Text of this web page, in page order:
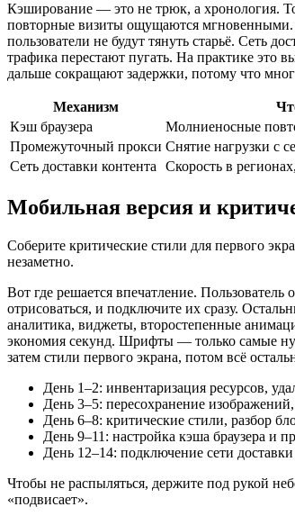
Кэширование — это не трюк, а хронология.
повторные визиты ощущаются мгновенными.
пользователи не будут тянуть старьё. Сеть
трафика перестают пугать. На практике это
дальше сокращают задержки, потому что
Механизм
Кэш браузера
Молниеносные
Промежуточный прокси Снятие нагрузки с
Сеть доставки контента Скорость в
Мобильная версия и
Соберите критические стили для первого
незаметно.
Вот где решается впечатление.
отрисоваться, и подключите их сразу.
аналитика, виджеты, второстепенные
экономия секунд. Шрифты — только самые
затем стили первого экрана, потом всё
День 1–2: инвентаризация ресурсов,
День 3–5: пересохранение
День 6–8: критические стили, разбор
День 9–11: настройка кэша браузера и
День 12–14: подключение сети
Чтобы не распыляться, держите под рукой
«подвисает».